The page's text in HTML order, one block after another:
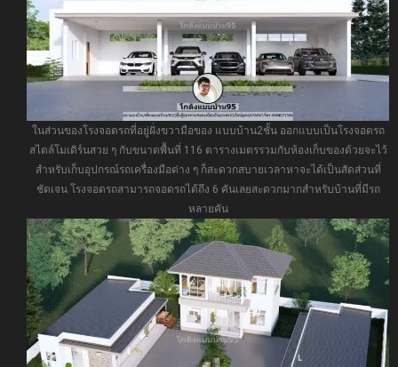
ในส่วนของโรงจอดรถที่อยู่ฝั่งขวามือของ แบบบ้าน2ชั้น ออกแบบเป็นโรงจอดรถ
สไตล์โมเดิร์นสวย ๆ กับขนาดพื้นที่ 116 ตารางเมตรรวมกับห้องเก็บของด้วยจะไว้
สำหรับเก็บอุปกรณ์รถเครื่องมือต่าง ๆ ก็สะดวกสบายเวลาหาจะได้เป็นสัดส่วนที่
ชัดเจน โรงจอดรถสามารถจอดรถได้ถึง 6 คันเลยสะดวกมากสำหรับบ้านที่มีรถ
หลายคัน